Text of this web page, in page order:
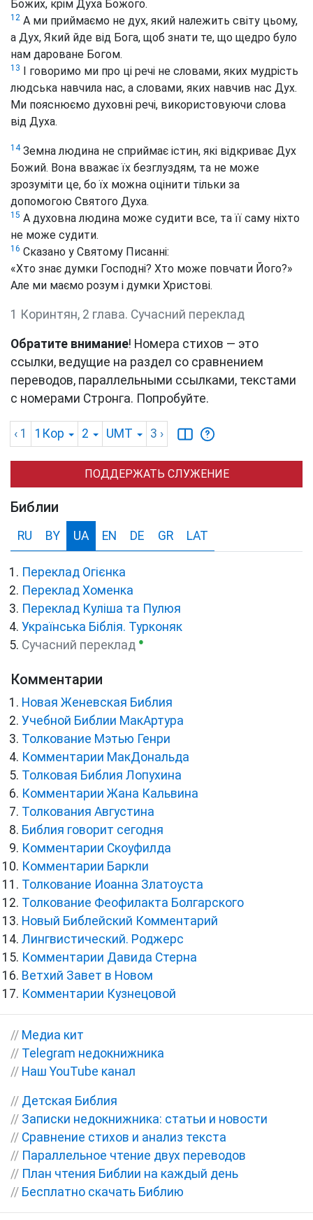
Божих, крім Духа Божого.
12 А ми приймаємо не дух, який належить світу цьому,
а Дух, Який йде від Бога, щоб знати те, що щедро було
нам дароване Богом.
13 І говоримо ми про ці речі не словами, яких мудрість
людська навчила нас, а словами, яких навчив нас Дух.
Ми пояснюємо духовні речі, використовуючи слова
від Духа.
14Земна людина не сприймає істин, які відкриває Дух
Божий. Вона вважає їх безглуздям, та не може
зрозуміти це, бо їх можна оцінити тільки за
допомогою Святого Духа.
15 А духовна людина може судити все, та її саму ніхто
не може судити.
16 Сказано у Святому Писанні:
«Хто знає думки Господні? Хто може повчати Його?»
Але ми маємо розум і думки Христові.
1 Коринтян, 2 глава. Сучасний переклад
Обратите внимание! Номера стихов — это
ссылки, ведущие на раздел со сравнением
переводов, параллельными ссылками, текстами
с номерами Стронга. Попробуйте.
‹ 1 1Кор 2 UMT 3 ›
ПОДДЕРЖАТЬ СЛУЖЕНИЕ
Библии
RU BY UA EN DE GR LAT
Переклад Огієнка
Переклад Хоменка
Переклад Куліша та Пулюя
Українська Біблія. Турконяк
Сучасний переклад ●
Комментарии
Новая Женевская Библия
Учебной Библии МакАртура
Толкование Мэтью Генри
Комментарии МакДональда
Толковая Библия Лопухина
Комментарии Жана Кальвина
Толкования Августина
Библия говорит сегодня
Комментарии Скоуфилда
Комментарии Баркли
Толкование Иоанна Златоуста
Толкование Феофилакта Болгарского
Новый Библейский Комментарий
Лингвистический. Роджерс
Комментарии Давида Стерна
Ветхий Завет в Новом
Комментарии Кузнецовой
// Медиа кит
// Telegram недокнижника
// Наш YouTube канал
// Детская Библия
// Записки недокнижника: статьи и новости
// Сравнение стихов и анализ текста
// Параллельное чтение двух переводов
// План чтения Библии на каждый день
// Бесплатно скачать Библию